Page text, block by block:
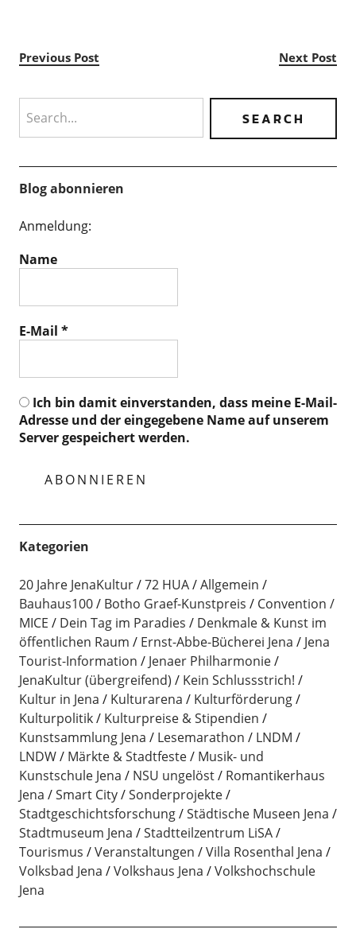
Previous Post Next Post
Blog abonnieren
Anmeldung:
Name
E-Mail *
Ich bin damit einverstanden, dass meine E-Mail-
Adresse und der eingegebene Name auf unserem
Server gespeichert werden.
Kategorien
20 Jahre JenaKultur 72 HUA
Allgemein
Bauhaus100
Botho Graef-Kunstpreis
Convention /
MICE
Dein Tag im Paradies
Denkmale & Kunst im
öffentlichen Raum
Ernst-Abbe-Bücherei Jena
Jena
Tourist-Information
Jenaer Philharmonie
JenaKultur (übergreifend)
Kein Schlussstrich!
Kultur in Jena
Kulturarena
Kulturförderung
Kulturpolitik
Kulturpreise & Stipendien
Kunstsammlung Jena
Lesemarathon
LNDM
LNDW
Märkte & Stadtfeste
Musik- und
Kunstschule Jena
NSU ungelöst
Romantikerhaus
Jena
Smart City
Sonderprojekte
Stadtgeschichtsforschung
Städtische Museen Jena
Stadtmuseum Jena
Stadtteilzentrum LiSA
Tourismus
Veranstaltungen
Villa Rosenthal Jena
Volksbad Jena
Volkshaus Jena
Volkshochschule
Jena